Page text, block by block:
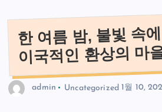
한 여름 밤, 불빛 속
이국적인 환상의 마
admin Uncategorized 1월 10,